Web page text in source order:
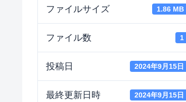
ファイルサイズ 1.86 MB
ファイル数 1
投稿日 2024年9月15日
最終更新日時 2024年9月15日